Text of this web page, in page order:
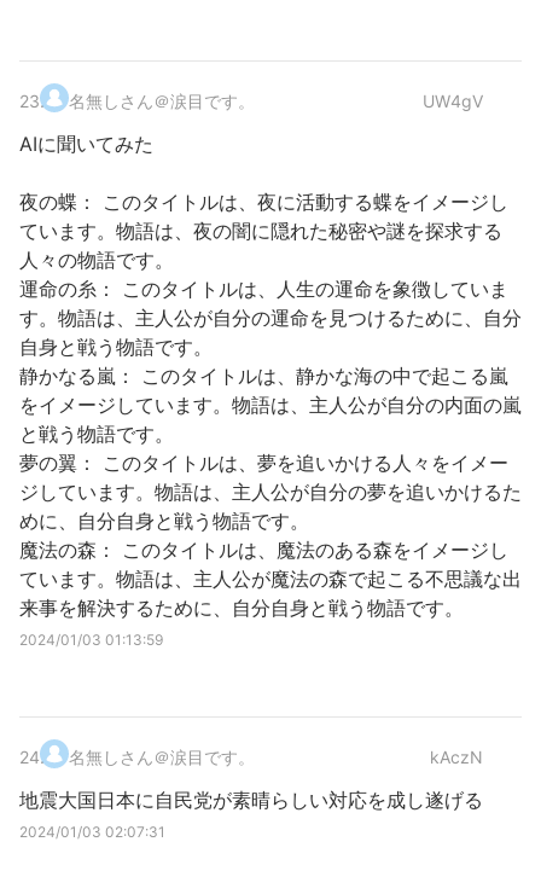
23. 名無しさん＠涙目です。 UW4gV
AIに聞いてみた
夜の蝶： このタイトルは、夜に活動する蝶をイメージし
ています。物語は、夜の闇に隠れた秘密や謎を探求する
人々の物語です。
運命の糸： このタイトルは、人生の運命を象徴していま
す。物語は、主人公が自分の運命を見つけるために、自分
自身と戦う物語です。
静かなる嵐： このタイトルは、静かな海の中で起こる嵐
をイメージしています。物語は、主人公が自分の内面の嵐
と戦う物語です。
夢の翼： このタイトルは、夢を追いかける人々をイメー
ジしています。物語は、主人公が自分の夢を追いかけるた
めに、自分自身と戦う物語です。
魔法の森： このタイトルは、魔法のある森をイメージし
ています。物語は、主人公が魔法の森で起こる不思議な出
来事を解決するために、自分自身と戦う物語です。
2024/01/03 01:13:59
24. 名無しさん＠涙目です。 kAczN
地震大国日本に自民党が素晴らしい対応を成し遂げる
2024/01/03 02:07:31